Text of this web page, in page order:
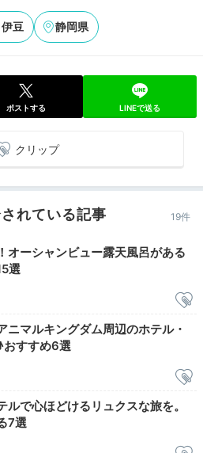
。暗闇の中で波音を聴きながら入る
2日目
伊豆 静岡県
ポストする LINEで送る
クリップ
れている記事 19件
オーシャンビュー露天風呂がある
選
ニマルキングダム周辺のホテル・
すすめ6選
ルで心ほどけるリュクスな旅を。
7選